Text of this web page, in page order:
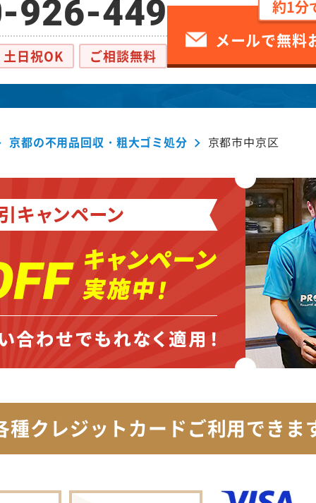
926-449
土日祝OK ご相談無料
約1分
メールで無料
京都の不用品回収・粗大ゴミ処分 京都市中京区
種クレジットカードご利用できま